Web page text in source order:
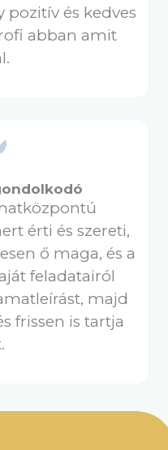
és kedves
abban amit
érti és szereti,
ő maga, és a
feladatairól
majd
frissen is tartja